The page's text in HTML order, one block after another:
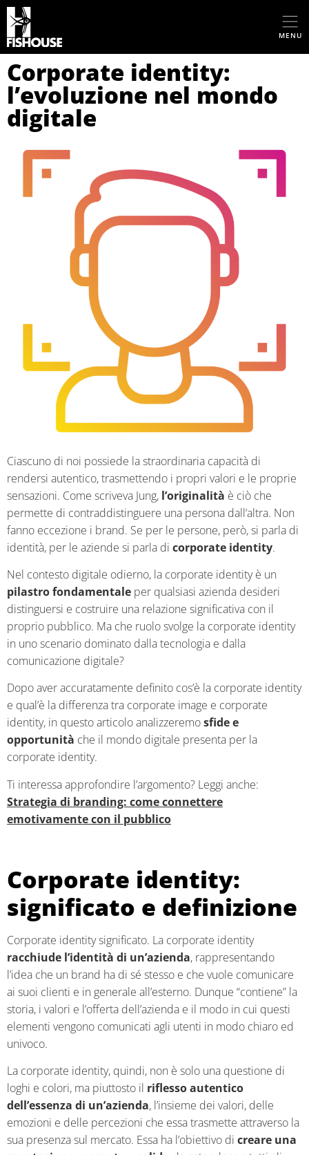
MENU
Corporate identity:
l’evoluzione nel mondo
digitale
Ciascuno di noi possiede la straordinaria capacità di
rendersi autentico, trasmettendo i propri valori e le proprie
sensazioni. Come scriveva Jung, l’originalità è ciò che
permette di contraddistinguere una persona dall’altra. Non
fanno eccezione i brand. Se per le persone, però, si parla di
identità, per le aziende si parla di corporate identity.
Nel contesto digitale odierno, la corporate identity è un
pilastro fondamentale per qualsiasi azienda desideri
distinguersi e costruire una relazione significativa con il
proprio pubblico. Ma che ruolo svolge la corporate identity
in uno scenario dominato dalla tecnologia e dalla
comunicazione digitale?
Dopo aver accuratamente definito cos’è la corporate identity
e qual’è la differenza tra corporate image e corporate
identity, in questo articolo analizzeremosfide e
opportunità che il mondo digitale presenta per la
corporate identity.
Ti interessa approfondire l’argomento? Leggi anche:
Strategia di branding: come connettere
emotivamente con il pubblico
Corporate identity:
significato e definizione
Corporate identity significato. La corporate identity
racchiude l’identità di un’azienda, rappresentando
l’idea che un brand ha di sé stesso e che vuole comunicare
ai suoi clienti e in generale all’esterno. Dunque “contiene” la
storia, i valori e l’offerta dell’azienda e il modo in cui questi
elementi vengono comunicati agli utenti in modo chiaro ed
univoco.
La corporate identity, quindi, non è solo una questione di
loghi e colori, ma piuttosto il riflesso autentico
dell’essenza di un’azienda, l’insieme dei valori, delle
emozioni e delle percezioni che essa trasmette attraverso la
sua presenza sul mercato. Essa ha l’obiettivo di creare una